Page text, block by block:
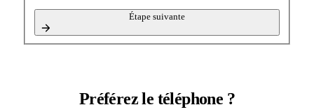
Étape suivante
Préférez le téléphone ?